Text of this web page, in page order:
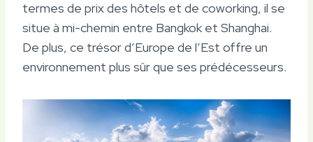
termes de prix des hôtels et de coworking, il se
situe à mi-chemin entre Bangkok et Shanghai.
De plus, ce trésor d’Europe de l’Est offre un
environnement plus sûr que ses prédécesseurs.